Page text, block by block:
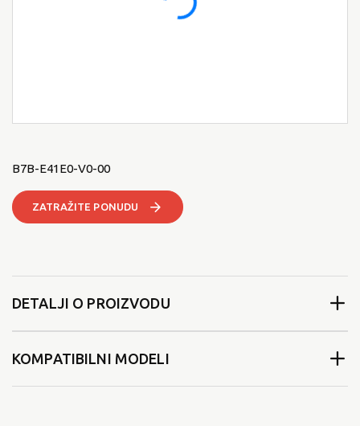
B7B-E41E0-V0-00
ZATRAŽITE PONUDU
DETALJI O PROIZVODU
KOMPATIBILNI MODELI